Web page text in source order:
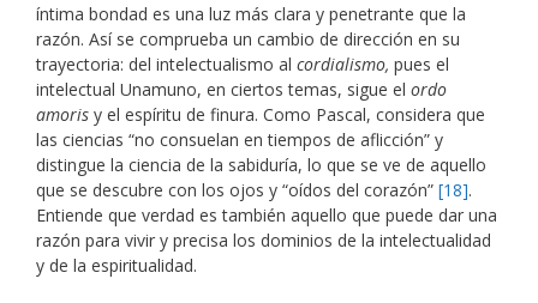
íntima bondad es una luz más clara y penetrante que la
razón. Así se comprueba un cambio de dirección en su
trayectoria: del intelectualismo al cordialismo, pues el
intelectual Unamuno, en ciertos temas, sigue el ordo
amoris y el espíritu de finura. Como Pascal, considera que
las ciencias “no consuelan en tiempos de aflicción” y
distingue la ciencia de la sabiduría, lo que se ve de aquello
que se descubre con los ojos y “oídos del corazón” [18].
Entiende que verdad es también aquello que puede dar una
razón para vivir y precisa los dominios de la intelectualidad
y de la espiritualidad.